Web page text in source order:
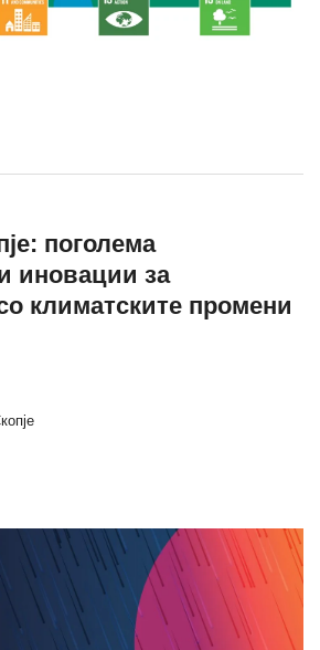
поголема
иновации за
климатските промени